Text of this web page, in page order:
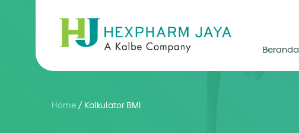
Beranda
Home / Kalkulator BMI